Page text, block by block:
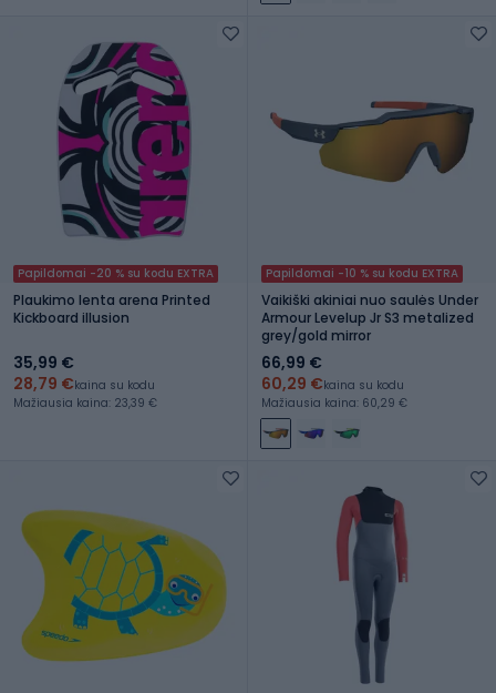
Papildomai -20 % su kodu EXTRA
Plaukimo lenta arena Printed
Kickboard illusion
35,99 €
28,79 €kaina su kodu
Mažiausia kaina: 23,39 €
Papildomai -10 % su kodu EXTRA
Vaikiški akiniai nuo saulės Under
Armour Levelup Jr S3 metalized
grey/gold mirror
66,99 €
60,29 €kaina su kodu
Mažiausia kaina: 60,29 €